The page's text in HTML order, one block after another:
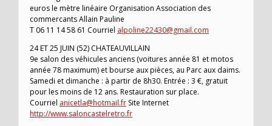
euros le mètre linéaire Organisation Association des
commercants Allain Pauline
T 06 11 14 58 61 Courriel alpoline22430@gmail.com
24 ET 25 JUIN (52) CHATEAUVILLAIN
9e salon des véhicules anciens (voitures année 81 et motos
année 78 maximum) et bourse aux pièces, au Parc aux daims.
Samedi et dimanche : à partir de 8h30. Entrée : 3 €, gratuit
pour les moins de 12 ans. Restauration sur place.
Courriel anicetla@hotmail.fr Site Internet
http://www.saloncastelretro.fr